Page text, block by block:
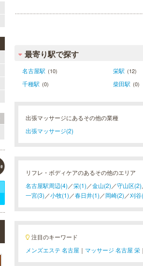
最寄り駅で探す
名古屋駅 (10) 栄駅 (12)
千種駅 (0) 柴田駅 (0)
出張マッサージにあるその他の業種
出張マッサージ(2)
リフレ・ボディケアのあるその他のエリア
名古屋駅周辺(4) ／栄(1) ／金山(2) ／守山区(2)
一宮(3) ／小牧(1) ／春日井(1) ／岡崎(2) ／刈谷
注目のキーワード
メンズエステ 名古屋 ｜ マッサージ 名古屋 栄 ｜